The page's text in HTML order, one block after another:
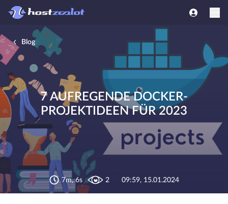
Blog
7 AUFREGENDE DOCKER-
PROJEKTIDEEN FÜR 2023
7m, 6s 2 09:59, 15.01.2024